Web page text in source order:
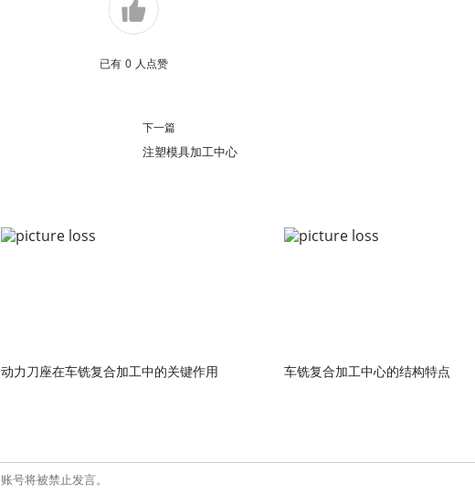
已有 0 人点赞
下一篇
注塑模具加工中心
动力刀座在车铣复合加工中的关键作用 车铣复合加工中心的结构特点